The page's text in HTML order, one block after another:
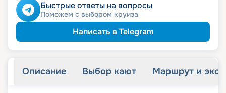
Быстрые ответы на вопросы
Поможем с выбором круиза
Написать в Telegram
Описание Выбор кают Маршрут и